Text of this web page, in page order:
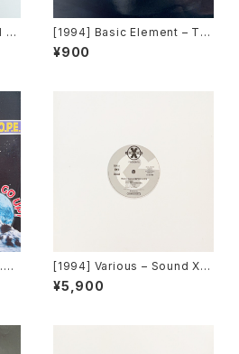
D
[1994] Basic Element – To
uch [EMI United Kingdom]
¥900
[1994] Various – Sound X P
resents [Sony][PROMO]
¥5,900